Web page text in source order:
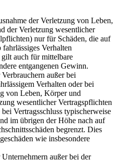
der Verletzung von Leben,
der Verletzung wesentlicher
nur für Schäden, die auf
Verhalten
auch für mittelbare
entgangenen Gewinn.
außer bei
Verhalten oder bei
von Leben, Körper und
wesentlicher Vertragspflichten
Vertragsschluss typischerweise
im übrigen der Höhe nach auf
begrenzt. Dies
wie insbesondere
außer bei der